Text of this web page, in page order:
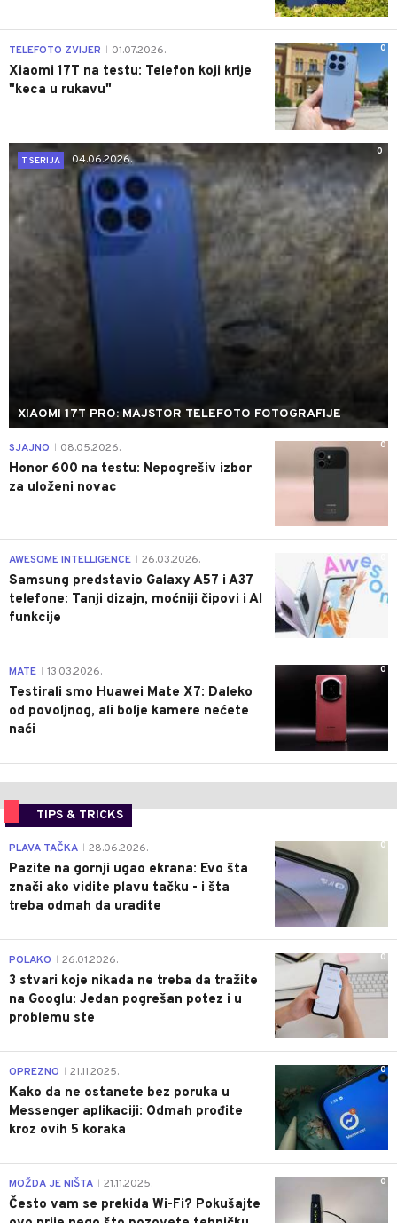
0
TELEFOTO ZVIJER 01.07.2026.
Xiaomi 17T na testu: Telefon koji krije
"keca u rukavu"
0
T SERIJA
04.06.2026.
XIAOMI 17T PRO: MAJSTOR TELEFOTO FOTOGRAFIJE
0
SJAJNO 08.05.2026.
Honor 600 na testu: Nepogrešiv izbor
za uloženi novac
AWESOME INTELLIGENCE 26.03.2026.
Samsung predstavio Galaxy A57 i A37
telefone: Tanji dizajn, moćniji čipovi i AI
funkcije
0
MATE 13.03.2026.
Testirali smo Huawei Mate X7: Daleko
od povoljnog, ali bolje kamere nećete
naći
TIPS & TRICKS
0
PLAVA TAČKA 28.06.2026.
Pazite na gornji ugao ekrana: Evo šta
znači ako vidite plavu tačku - i šta
treba odmah da uradite
0
POLAKO 26.01.2026.
3 stvari koje nikada ne treba da tražite
na Googlu: Jedan pogrešan potez i u
problemu ste
0
OPREZNO 21.11.2025.
Kako da ne ostanete bez poruka u
Messenger aplikaciji: Odmah prođite
kroz ovih 5 koraka
0
MOŽDA JE NIŠTA 21.11.2025.
Često vam se prekida Wi-Fi? Pokušajte